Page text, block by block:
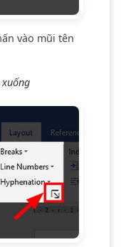
vào mũi tên